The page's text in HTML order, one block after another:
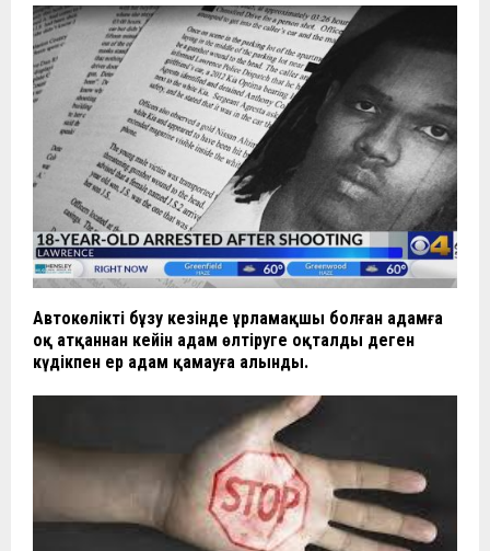
Автокөлікті бұзу кезінде ұрламақшы болған адамға
оқ атқаннан кейін адам өлтіруге оқталды деген
күдікпен ер адам қамауға алынды.